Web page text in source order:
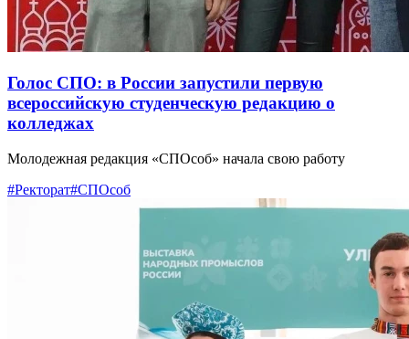
Голос СПО: в России запустили первую
всероссийскую студенческую редакцию о
колледжах
Молодежная редакция «СПОсоб» начала свою работу
#Ректорат#СПОсоб